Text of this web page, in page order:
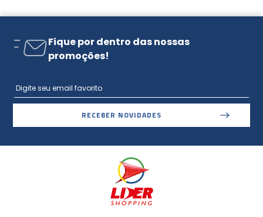
Fique por dentro das nossas
promoções!
RECEBER NOVIDADES